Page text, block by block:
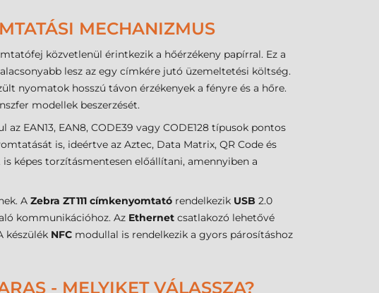
MECHANIZMUS
közvetlenül érintkezik a hőérzékeny papírral. Ez a
lesz az egy címkére jutó üzemeltetési költség.
nyomatok hosszú távon érzékenyek a fényre és a hőre.
modellek beszerzését.
EAN13, EAN8, CODE39 vagy CODE128 típusok pontos
is, ideértve az Aztec, Data Matrix, QR Code és
képes torzításmentesen előállítani, amennyiben a
A Zebra ZT111 címkenyomtató rendelkezik USB 2.0
kommunikációhoz. Az Ethernet csatlakozó lehetővé
készülék NFC modullal is rendelkezik a gyors párosításhoz
- MELYIKET VÁLASSZA?